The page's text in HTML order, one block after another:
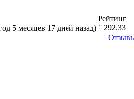
5 месяцев 17 дней назад)
Рейтинг
1 292.33